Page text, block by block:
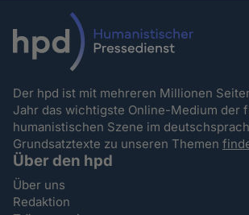
Der hpd ist mit mehreren Millionen
Jahr das wichtigste Online-Medium der
humanistischen Szene im
Grundsatztexte zu unseren Themen
Über den hpd
Über uns
Redaktion